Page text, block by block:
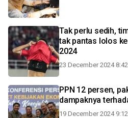
Tak perlu sedih,
tak pantas lolos
2024
23 December 2024
PPN 12 persen,
dampaknya
19 December 2024